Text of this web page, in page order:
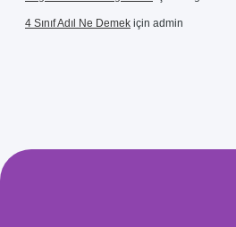
4 Sınıf Adıl Ne Demek için admin